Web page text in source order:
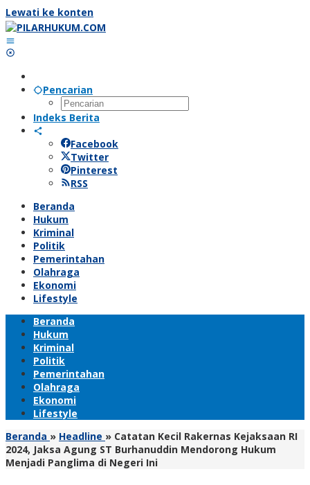
Lewati ke konten
Pencarian
Indeks Berita
Facebook
Twitter
Pinterest
RSS
Beranda
Hukum
Kriminal
Politik
Pemerintahan
Olahraga
Ekonomi
Lifestyle
Beranda
Hukum
Kriminal
Politik
Pemerintahan
Olahraga
Ekonomi
Lifestyle
Beranda » Headline » Catatan Kecil Rakernas Kejaksaan RI
2024, Jaksa Agung ST Burhanuddin Mendorong Hukum
Menjadi Panglima di Negeri Ini